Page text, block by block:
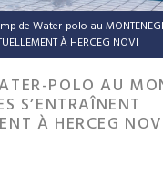
de Water-polo au
À HER­CEG NOVI
POLO AU
S’ENTRAÎNENT
À HERCEG